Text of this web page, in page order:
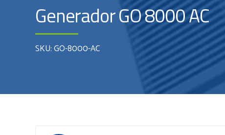
Generador GO 8000 AC
SKU: GO-8000-AC